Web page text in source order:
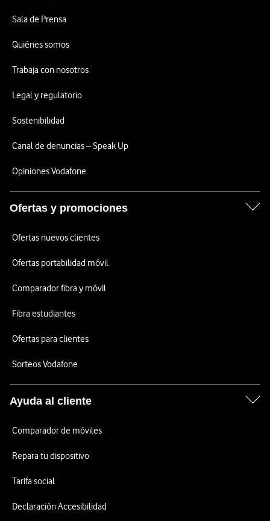
Sala de Prensa
Quiénes somos
Trabaja con nosotros
Legal y regulatorio
Sostenibilidad
Canal de denuncias – Speak Up
Opiniones Vodafone
Ofertas y promociones
Ofertas nuevos clientes
Ofertas portabilidad móvil
Comparador fibra y móvil
Fibra estudiantes
Ofertas para clientes
Sorteos Vodafone
Ayuda al cliente
Comparador de móviles
Repara tu dispositivo
Tarifa social
Declaración Accesibilidad